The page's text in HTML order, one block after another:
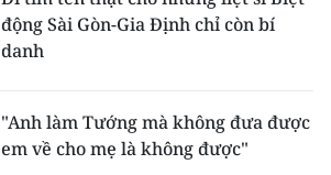
động Sài Gòn-Gia Định chỉ còn bí
danh
"Anh làm Tướng mà không đưa được
em về cho mẹ là không được"